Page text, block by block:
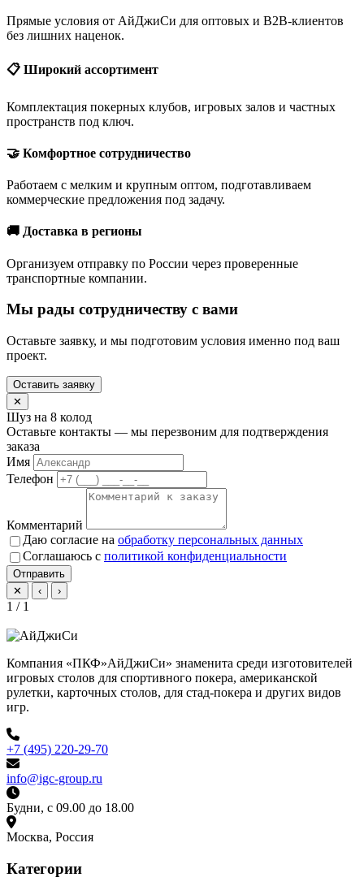
Прямые условия от АйДжиСи для оптовых и B2B-клиентов
без лишних наценок.
📋 Широкий ассортимент
Комплектация покерных клубов, игровых залов и частных
пространств под ключ.
🤝 Комфортное сотрудничество
Работаем с мелким и крупным оптом, подготавливаем
коммерческие предложения под задачу.
🚚 Доставка в регионы
Организуем отправку по России через проверенные
транспортные компании.
Мы рады сотрудничеству с вами
Оставьте заявку, и мы подготовим условия именно под ваш
проект.
Оставить заявку
✕
Шуз на 8 колод
Оставьте контакты — мы перезвоним для подтверждения
заказа
Имя
Телефон
Комментарий
Даю согласие на обработку персональных данных
Соглашаюсь с политикой конфиденциальности
Отправить
✕
‹ ›
1 / 1
Компания «ПКФ»АйДжиСи» знаменита среди изготовителей
игровых столов для спортивного покера, американской
рулетки, карточных столов, для стад-покера и других видов
игр.
+7 (495) 220-29-70
info@igc-group.ru
Будни, с 09.00 до 18.00
Москва, Россия
Категории